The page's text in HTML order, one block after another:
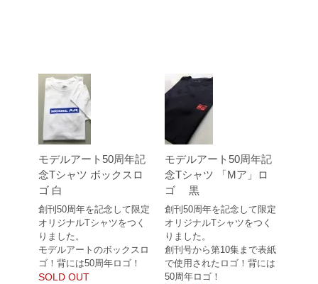
モデルアート50周年記
念Tシャツ ボックスロ
ゴ 白
創刊50周年を記念して限定
オリジナルTシャツをつく
りました。
モデルアートのボックスロ
ゴ！背には50周年ロゴ！
SOLD OUT
モデルアート50周年記
念Tシャツ 「Mア」ロ
ゴ 黒
創刊50周年を記念して限定
オリジナルTシャツをつく
りました。
創刊号から第10集まで表紙
で使用されたロゴ！背には
50周年ロゴ！